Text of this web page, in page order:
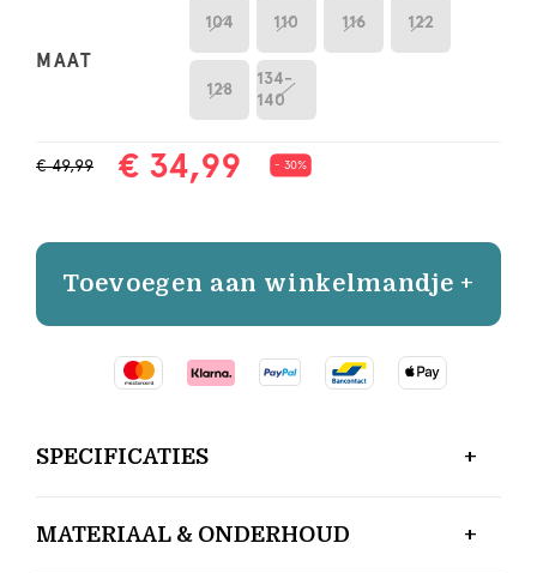
MAAT
104 110 116 122
128
134-
140
€ 49,99 € 34,99 - 30%
Toevoegen aan winkelmandje +
SPECIFICATIES
MATERIAAL & ONDERHOUD